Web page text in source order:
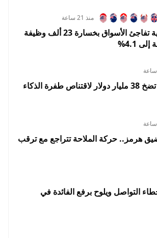
منذ 21 ساعة
الوظائف الأمريكية تفاجئ الأسواق بخسارة 23 ألف وظيفة
4.1%
إس كيه هاينكس تضخ 38 مليار دولار لاقتناص طفرة الذكاء
هرمز.. حركة الملاحة تتراجع مع ترقب
التواصل ويلوح برفع الفائدة في